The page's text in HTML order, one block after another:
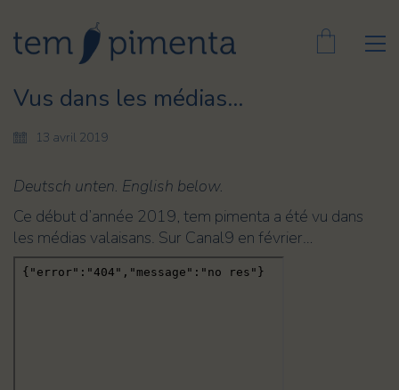
Vus dans les médias…
13 avril 2019
Deutsch unten. English below.
Ce début d’année 2019, tem pimenta a été vu dans
les médias valaisans. Sur Canal9 en février…